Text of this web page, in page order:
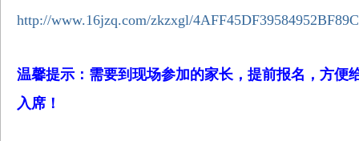
http://www.16jzq.com/zkzxgl/
温馨提示：需要到现场参加的家长，提前报名，方便
入席！